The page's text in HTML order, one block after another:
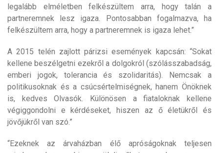
legalább elméletben felkészültem arra, hogy talán a
partneremnek lesz igaza. Pontosabban fogalmazva, ha
felkészültem arra, hogy a partneremnek is igaza lehet.”
A 2015 telén zajlott párizsi események kapcsán: “Sokat
kellene beszélgetni ezekről a dolgokról (szólásszabadság,
emberi jogok, tolerancia és szolidaritás). Nemcsak a
politikusoknak és a csúcsértelmiségnek, hanem Önöknek
is, kedves Olvasók. Különösen a fiataloknak kellene
végiggondolni e kérdéseket, hiszen az ő életükről és
jövőjükről van szó.”
“Ezeknek az árvaházban élő apróságoknak teljesen